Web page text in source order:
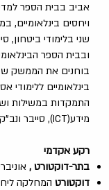
אביב בבית הספר
ויחסים בינלאומיים,
שני בלימודי ביטחון,
ובבית הספר
בוחנים את הממשק
בינלאומיים ללימודי
התמקדות במשילות
מידע(ICT), סייבר ונב"ק.
רקע אקדמי
בתר-דוקטורט ,
דוקטורט המחלקה